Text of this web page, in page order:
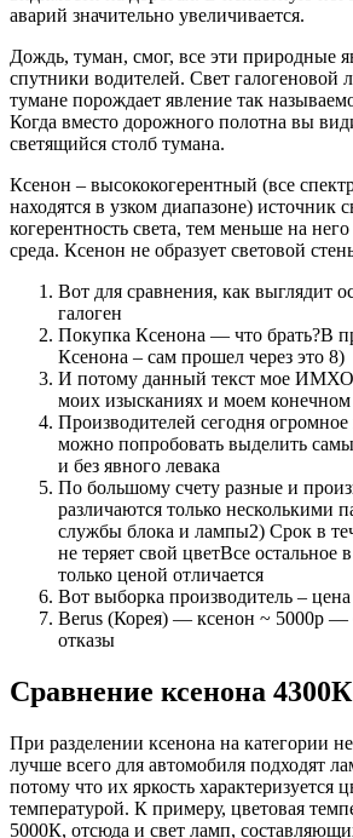
аварий значительно увеличивается.
Дождь, туман, смог, все эти природные
спутники водителей. Свет галогеновой
тумане порождает явление так
Когда вместо дорожного полотна вы
светящийся столб тумана.
Ксенон – высококогерентный (все
находятся в узком диапазоне) источник
когерентность света, тем меньше на
среда. Ксенон не образует световой
Вот для сравнения, как выглядит
галоген
Покупка Ксенона — что брать?В
Ксенона – сам прошел через это 8)
И потому данный текст мое ИМХО
моих изысканиях и моем
Производителей сегодня огромное
можно попробовать выделить
и без явного левака
По большому счету разные и
различаются только несколькими
службы блока и лампы2) Срок в
не теряет свой цветВсе остальное
только ценой отличается
Вот выборка производитель – цена
Berus (Корея) — ксенон ~ 5000р —
отказы
Сравнение ксенона
При разделении ксенона на категории
лучше всего для автомобиля подходят
потому что их яркость характеризуется
температурой. К примеру, цветовая
5000К, отсюда и свет ламп,